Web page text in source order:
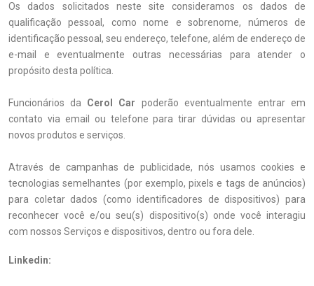
Os dados solicitados neste site consideramos os dados de
qualificação pessoal, como nome e sobrenome, números de
identificação pessoal, seu endereço, telefone, além de endereço de
e-mail e eventualmente outras necessárias para atender o
propósito desta política.
Funcionários da Cerol Car poderão eventualmente entrar em
contato via email ou telefone para tirar dúvidas ou apresentar
novos produtos e serviços.
Através de campanhas de publicidade, nós usamos cookies e
tecnologias semelhantes (por exemplo, pixels e tags de anúncios)
para coletar dados (como identificadores de dispositivos) para
reconhecer você e/ou seu(s) dispositivo(s) onde você interagiu
com nossos Serviços e dispositivos, dentro ou fora dele.
Linkedin: